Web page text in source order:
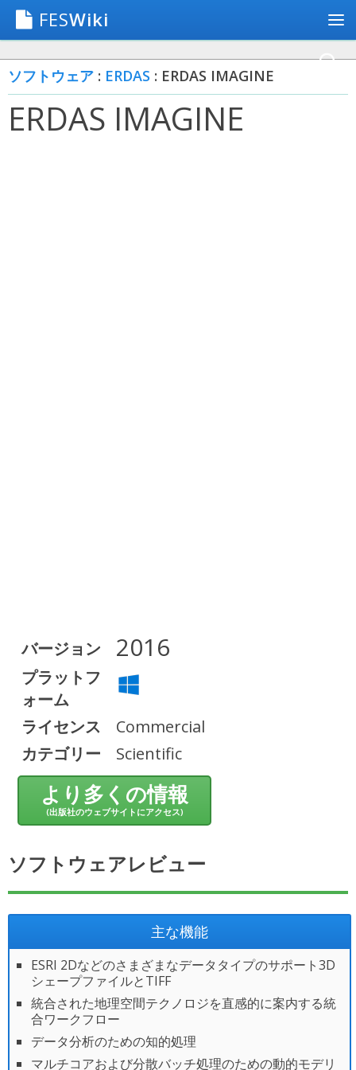
FESWiki
ソフトウェア : ERDAS : ERDAS IMAGINE
ERDAS IMAGINE
バージョン 2016
プラットフ
ォーム
ライセンス
Commercial
カテゴリー
Scientific
より多くの情報
(出版社のウェブサイトにアクセス)
ソフトウェアレビュー
主な機能
ESRI 2Dなどのさまざまなデータタイプのサポート3D
シェープファイルとTIFF
統合された地理空間テクノロジを直感的に案内する統
合ワークフロー
データ分析のための知的処理
マルチコアおよび分散バッチ処理のための動的モデリ